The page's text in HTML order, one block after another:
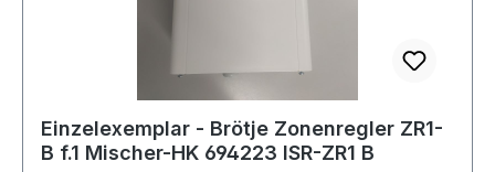
Einzelexemplar - Brötje Zonenregler ZR1-
B f.1 Mischer-HK 694223 ISR-ZR1 B